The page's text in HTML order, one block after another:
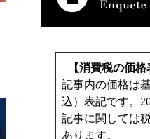
【消費税の価格
記事内の価格は
込）表記です。
記事に関しては
あります。